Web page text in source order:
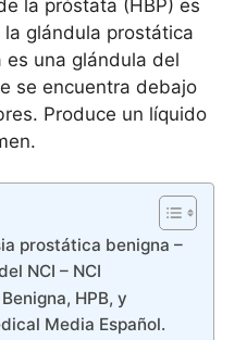
la próstata (HBP) es
glándula prostática
una glándula del
se encuentra debajo
Produce un líquido
prostática benigna –
NCI – NCI
HPB, y
Media Español.